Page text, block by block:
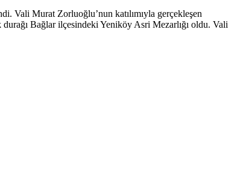
Vali Murat Zorluoğlu’nun katılımıyla gerçekleşen
Bağlar ilçesindeki Yeniköy Asri Mezarlığı oldu. Vali